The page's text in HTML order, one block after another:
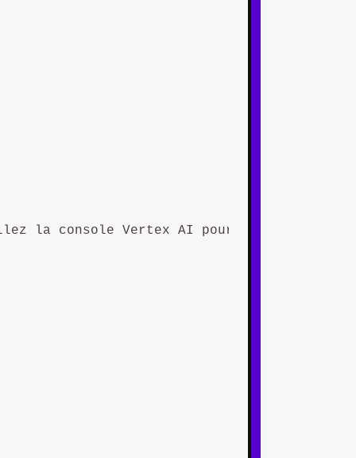
la console Vertex AI pour les mises à